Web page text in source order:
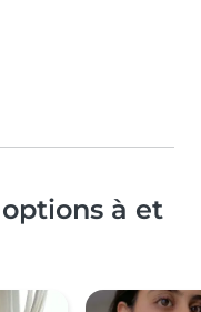
à et